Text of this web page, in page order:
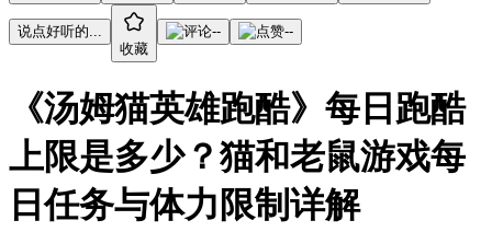
说点好听的...
收藏
-- --
《汤姆猫英雄跑酷》每日跑酷
上限是多少？猫和老鼠游戏每
日任务与体力限制详解